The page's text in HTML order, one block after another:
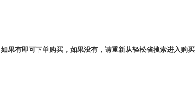
如果有即可下单购买，如果没有，请重新从轻松省搜索进入购买